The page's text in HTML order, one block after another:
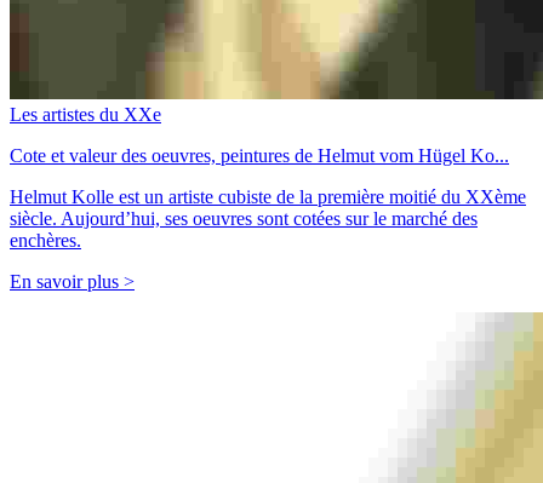
Les artistes du XXe
Cote et valeur des oeuvres, peintures de Helmut vom Hügel Ko...
Helmut Kolle est un artiste cubiste de la première moitié du XXème
siècle. Aujourd’hui, ses oeuvres sont cotées sur le marché des
enchères.
En savoir plus >